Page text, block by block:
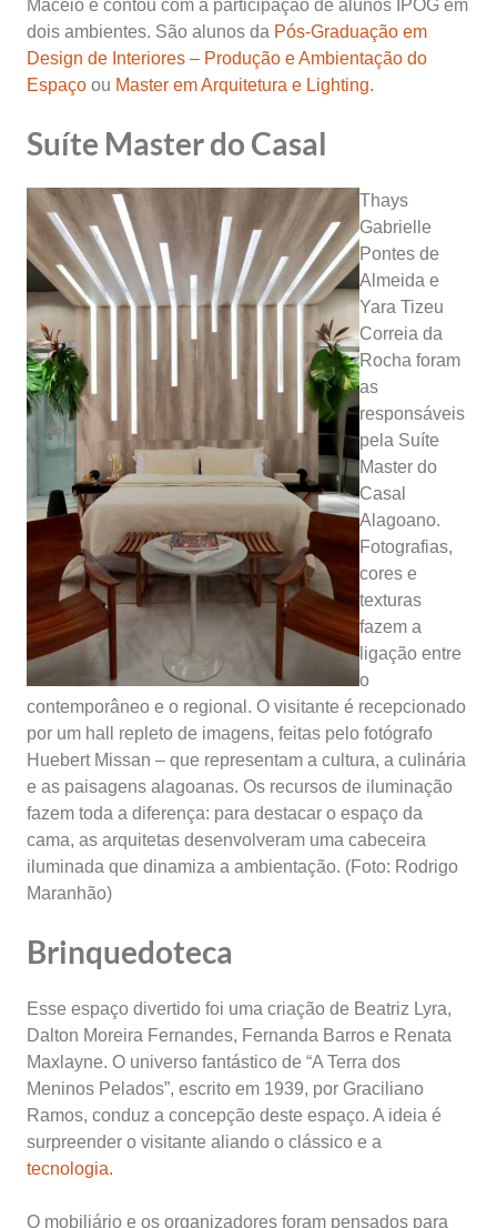
Maceió e contou com a participação de alunos IPOG em
dois ambientes. São alunos da Pós-Graduação em
Design de Interiores – Produção e Ambientação do
Espaço ou Master em Arquitetura e Lighting.
Suíte Master do Casal
Thays
Gabrielle
Pontes de
Almeida e
Yara Tizeu
Correia da
Rocha foram
as
responsáveis
pela Suíte
Master do
Casal
Alagoano.
Fotografias,
cores e
texturas
fazem a
ligação entre
o
contemporâneo e o regional. O visitante é recepcionado
por um hall repleto de imagens, feitas pelo fotógrafo
Huebert Missan – que representam a cultura, a culinária
e as paisagens alagoanas. Os recursos de iluminação
fazem toda a diferença: para destacar o espaço da
cama, as arquitetas desenvolveram uma cabeceira
iluminada que dinamiza a ambientação. (Foto: Rodrigo
Maranhão)
Brinquedoteca
Esse espaço divertido foi uma criação de Beatriz Lyra,
Dalton Moreira Fernandes, Fernanda Barros e Renata
Maxlayne. O universo fantástico de “A Terra dos
Meninos Pelados”, escrito em 1939, por Graciliano
Ramos, conduz a concepção deste espaço. A ideia é
surpreender o visitante aliando o clássico e a
tecnologia.
O mobiliário e os organizadores foram pensados para